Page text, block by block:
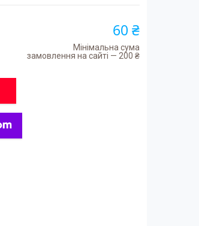
60 ₴
Мінімальна сума
замовлення на сайті — 200 ₴